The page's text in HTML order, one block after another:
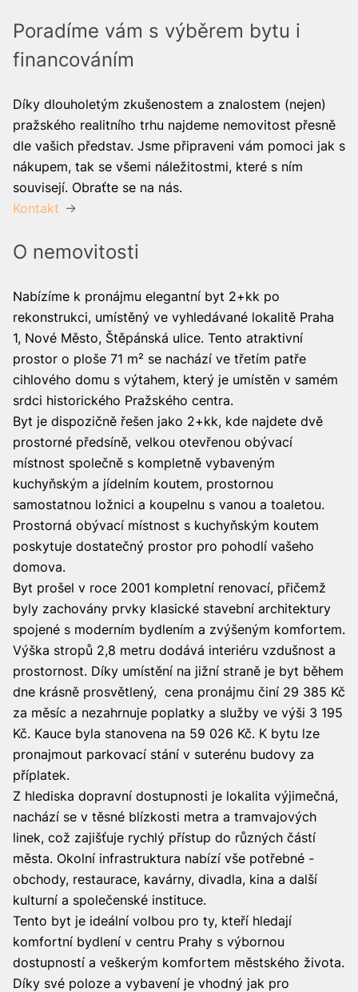
O nemovitosti
Nabízíme k pronájmu elegantní byt 2+kk po
rekonstrukci, umístěný ve vyhledávané lokalitě Praha
1, Nové Město, Štěpánská ulice. Tento atraktivní
prostor o ploše 71 m² se nachází ve třetím patře
cihlového domu s výtahem, který je umístěn v samém
srdci historického Pražského centra.
Byt je dispozičně řešen jako 2+kk, kde najdete dvě
prostorné předsíně, velkou otevřenou obývací
místnost společně s kompletně vybaveným
kuchyňským a jídelním koutem, prostornou
samostatnou ložnici a koupelnu s vanou a toaletou.
Prostorná obývací místnost s kuchyňským koutem
poskytuje dostatečný prostor pro pohodlí vašeho
domova.
Byt prošel v roce 2001 kompletní renovací, přičemž
byly zachovány prvky klasické stavební architektury
spojené s moderním bydlením a zvýšeným komfortem.
Výška stropů 2,8 metru dodává interiéru vzdušnost a
prostornost. Díky umístění na jižní straně je byt během
dne krásně prosvětlený, cena pronájmu činí 29 385 Kč
za měsíc a nezahrnuje poplatky a služby ve výši 3 195
Kč. Kauce byla stanovena na 59 026 Kč. K bytu lze
pronajmout parkovací stání v suterénu budovy za
příplatek.
Z hlediska dopravní dostupnosti je lokalita výjimečná,
nachází se v těsné blízkosti metra a tramvajových
linek, což zajišťuje rychlý přístup do různých částí
města. Okolní infrastruktura nabízí vše potřebné -
obchody, restaurace, kavárny, divadla, kina a další
kulturní a společenské instituce.
Tento byt je ideální volbou pro ty, kteří hledají
komfortní bydlení v centru Prahy s výbornou
dostupností a veškerým komfortem městského života.
Díky své poloze a vybavení je vhodný jak pro
Poradíme vám s výběrem bytu i
financováním
Díky dlouholetým zkušenostem a znalostem (nejen)
pražského realitního trhu najdeme nemovitost přesně
dle vašich představ. Jsme připraveni vám pomoci jak s
nákupem, tak se všemi náležitostmi, které s ním
souvisejí. Obraťte se na nás.
Kontakt